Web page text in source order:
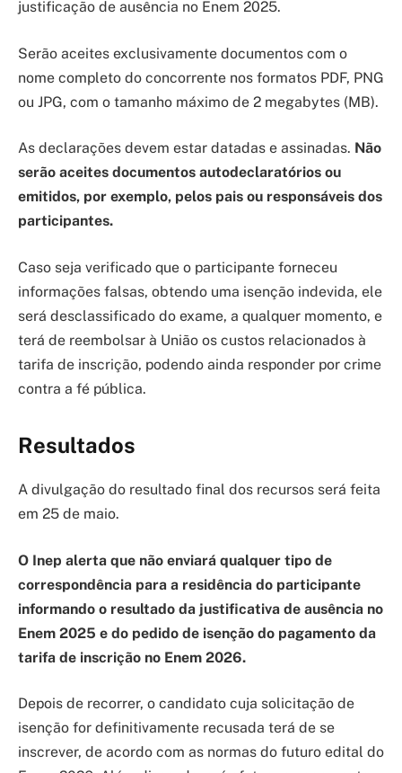
justificação de ausência no Enem 2025.
Serão aceites exclusivamente documentos com o
nome completo do concorrente nos formatos PDF, PNG
ou JPG, com o tamanho máximo de 2 megabytes (MB).
As declarações devem estar datadas e assinadas. Não
serão aceites documentos autodeclaratórios ou
emitidos, por exemplo, pelos pais ou responsáveis dos
participantes.
Caso seja verificado que o participante forneceu
informações falsas, obtendo uma isenção indevida, ele
será desclassificado do exame, a qualquer momento, e
terá de reembolsar à União os custos relacionados à
tarifa de inscrição, podendo ainda responder por crime
contra a fé pública.
Resultados
A divulgação do resultado final dos recursos será feita
em 25 de maio.
O Inep alerta que não enviará qualquer tipo de
correspondência para a residência do participante
informando o resultado da justificativa de ausência no
Enem 2025 e do pedido de isenção do pagamento da
tarifa de inscrição no Enem 2026.
Depois de recorrer, o candidato cuja solicitação de
isenção for definitivamente recusada terá de se
inscrever, de acordo com as normas do futuro edital do